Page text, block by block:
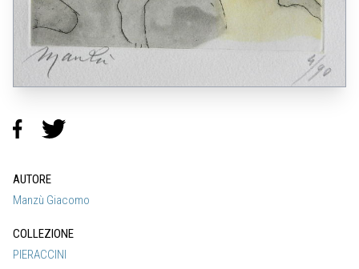
AUTORE
Manzù Giacomo
COLLEZIONE
PIERACCINI